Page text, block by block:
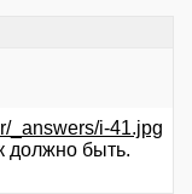
_answers/i-41.jpg
должно быть.